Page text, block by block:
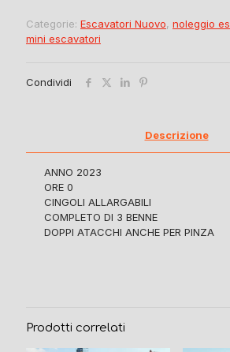
Categorie: Escavatori Nuovo, noleggio
mini escavatori
Condividi
Descrizione
ANNO 2023
ORE 0
CINGOLI ALLARGABILI
COMPLETO DI 3 BENNE
DOPPI ATACCHI ANCHE PER PINZA
Prodotti correlati